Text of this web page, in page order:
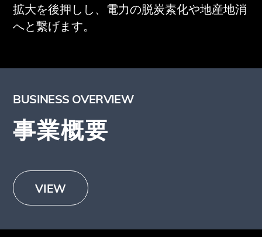
拡大を後押しし、電力の脱炭素化や地産地消
へと繋げます。
BUSINESS OVERVIEW
事業概要
VIEW